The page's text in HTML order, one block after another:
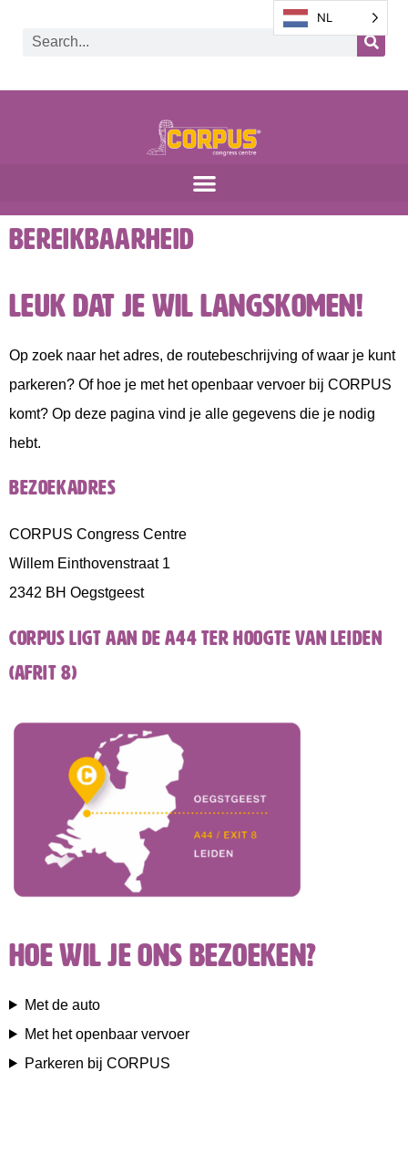
Bereikbaarheid
Leuk dat je wil langskomen!
Op zoek naar het adres, de routebeschrijving of waar je kunt
parkeren? Of hoe je met het openbaar vervoer bij CORPUS
komt? Op deze pagina vind je alle gegevens die je nodig
hebt.
BEZOEKADRES
CORPUS Congress Centre
Willem Einthovenstraat 1
2342 BH Oegstgeest
CORPUS ligt aan de A44 ter hoogte van Leiden
(afrit 8)
Hoe wil je ons bezoeken?
Met de auto
Met het openbaar vervoer
Parkeren bij CORPUS
NL